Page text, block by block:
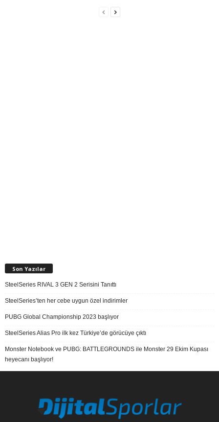
Son Yazılar
SteelSeries RIVAL 3 GEN 2 Serisini Tanıttı
SteelSeries’ten her cebe uygun özel indirimler
PUBG Global Championship 2023 başlıyor
SteelSeries Alias Pro ilk kez Türkiye’de görücüye çıktı
Monster Notebook ve PUBG: BATTLEGROUNDS ile Monster 29 Ekim Kupası
heyecanı başlıyor!